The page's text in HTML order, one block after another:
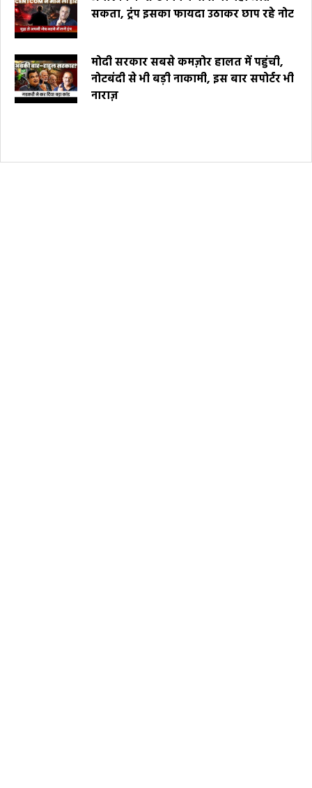
सकता, ट्रंप इसका फायदा उठाकर छाप रहे नोट
मोदी सरकार सबसे कमज़ोर हालत में पहुंची,
नोटबंदी से भी बड़ी नाकामी, इस बार सपोर्टर भी
नाराज़